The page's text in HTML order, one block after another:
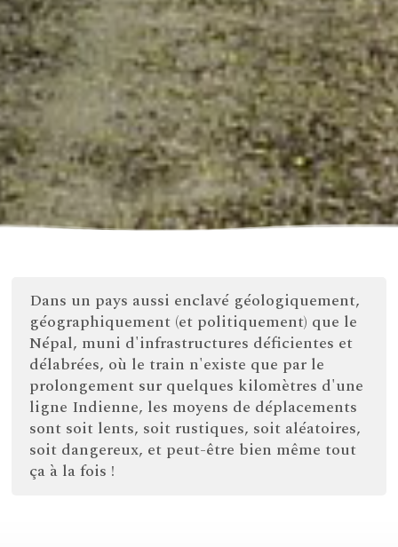
Dans un pays aussi enclavé géologiquement,
géographiquement (et politiquement) que le
Népal, muni d'infrastructures déficientes et
délabrées, où le train n'existe que par le
prolongement sur quelques kilomètres d'une
ligne Indienne, les moyens de déplacements
sont soit lents, soit rustiques, soit aléatoires,
soit dangereux, et peut-être bien même tout
ça à la fois !